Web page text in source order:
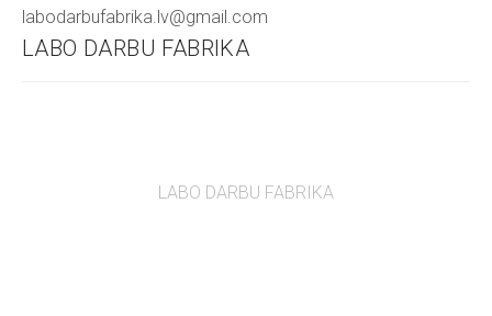
LABO DARBU FABRIKA
labodarbufabrika.lv@gmail.com
LABO DARBU FABRIKA